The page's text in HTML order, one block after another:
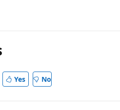
Yes No